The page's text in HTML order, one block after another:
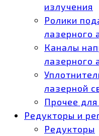
излучения
Ролики
лазерного
Каналы
лазерного
лазерной
Прочее
Редукторы и
Редукторы